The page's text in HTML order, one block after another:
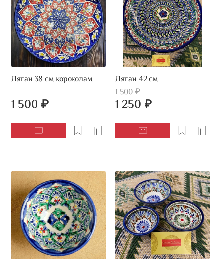
Ляган 38 см короколам
1 500 ₽
Ляган 42 см
1 500 ₽
1 250 ₽